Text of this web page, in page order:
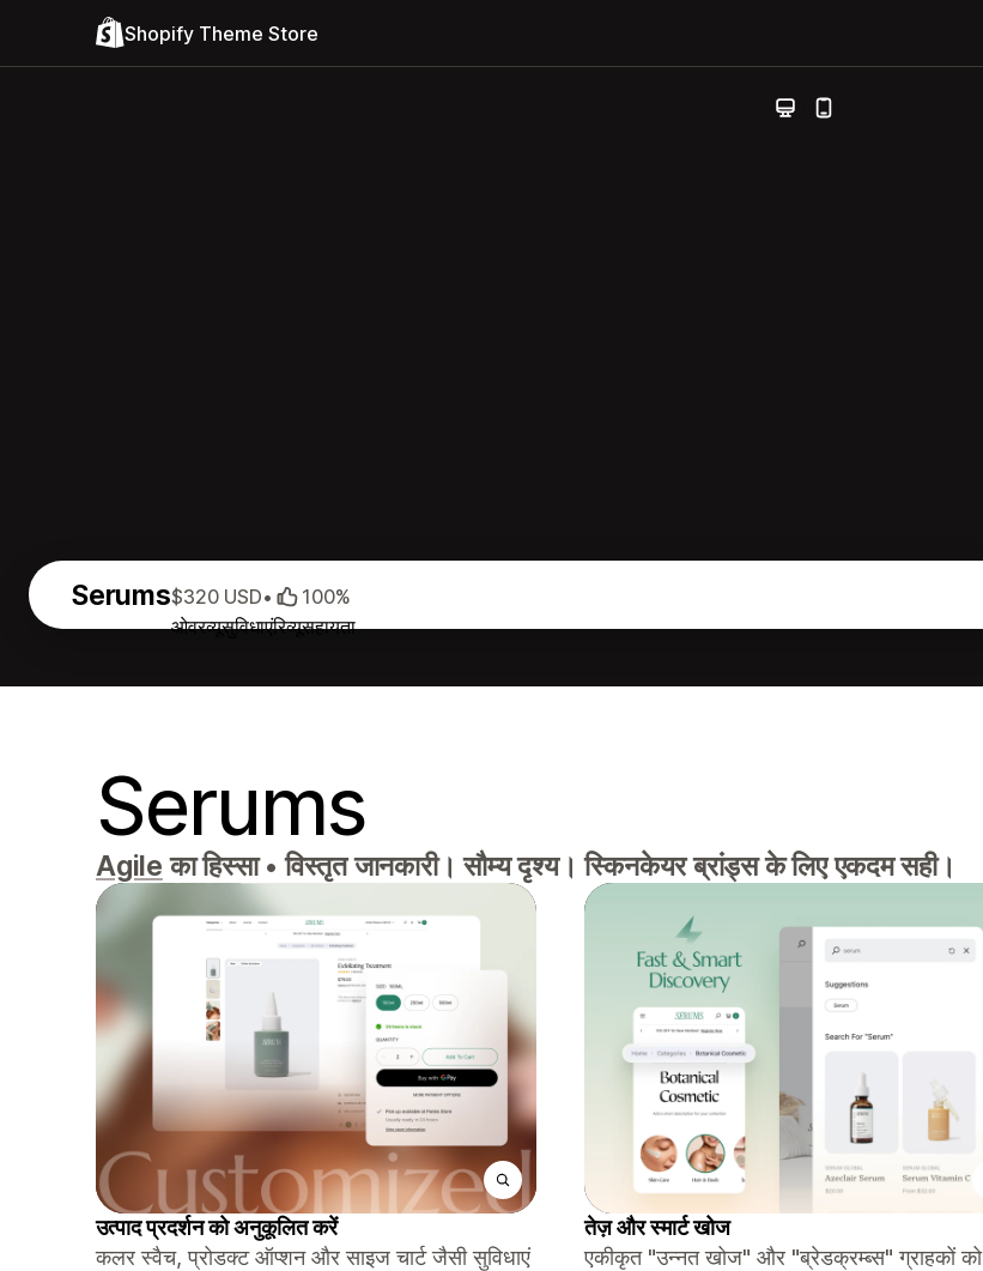
Shopify Theme Store
Serums
ओवरव्यूसुविधाएंरिव्यूसहायता
$320 USD• 100%
Serums
Agile का हिस्सा• विस्तृत जानकारी। सौम्य दृश्य। स्किनकेयर ब्रांड्स के लिए एकदम सही।
उत्पाद प्रदर्शन को अनुकूलित करें
कलर स्वैच, प्रोडक्ट ऑप्शन और साइज चार्ट जैसी सुविधाएं
तेज़ और स्मार्ट खोज
एकीकृत "उन्नत खोज" और "ब्रेडक्रम्ब्स" ग्राहकों को